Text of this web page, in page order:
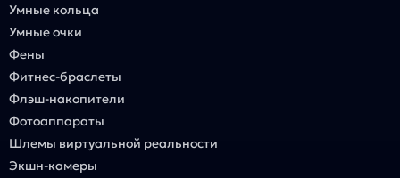
Умные кольца
Умные очки
Фены
Фитнес-браслеты
Флэш-накопители
Фотоаппараты
Шлемы виртуальной реальности
Экшн-камеры